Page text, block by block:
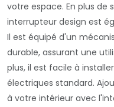
votre espace. En plus de
interrupteur design est
Il est équipé d'un
durable, assurant une
plus, il est facile à
électriques standard.
à votre intérieur avec